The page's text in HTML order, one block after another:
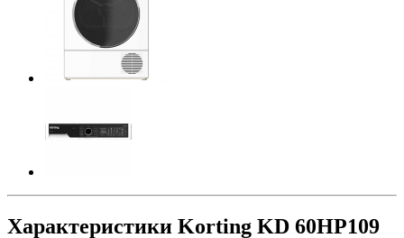
Характеристики Korting KD 60HP109